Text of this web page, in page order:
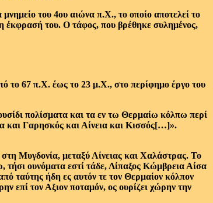
του 4ου αιώνα π.Χ., το οποίο αποτελεί το
έκφρασή του. Ο τάφος, που βρέθηκε συλημένος,
το 67 π.Χ. έως το 23 μ.Χ., στο περίφημο έργο του
πολίσματα και τα εν τω Θερμαίω κόλπω περί
και Γαρησκός και Αίνεια και Κισσός[…]».
Μυγδονία, μεταξύ Αίνειας και Χαλάστρας. Το
ουνόματα εστί τάδε, Λίπαξος Κώμβρεια Αίσα
ταύτης ήδη ες αυτόν τε τον Θερμαίον κόλπον
επί τον Αξιον ποταμόν, ος ουρίζει χώρην την